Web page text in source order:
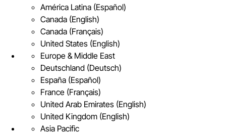
América Latina (Español)
Canada (English)
Canada (Français)
United States (English)
Europe & Middle East
Deutschland (Deutsch)
España (Español)
France (Français)
United Arab Emirates (English)
United Kingdom (English)
Asia Pacific